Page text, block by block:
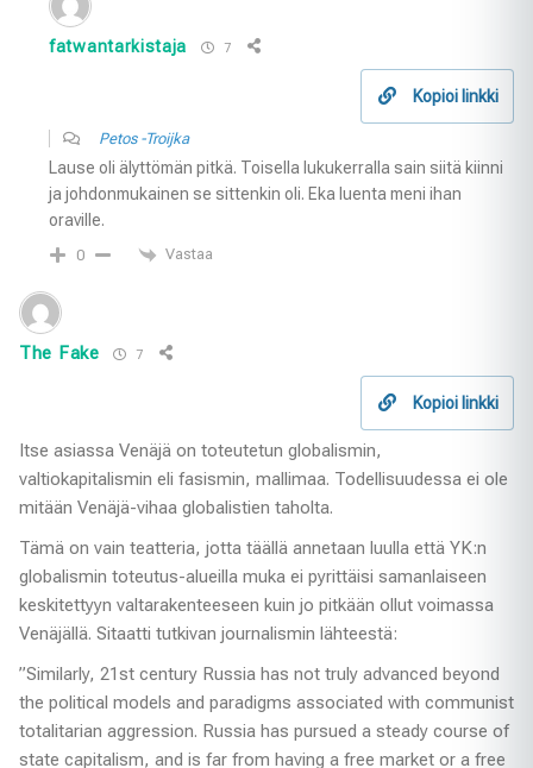
fatwantarkistaja 7
Kopioi linkki
Petos -Troijka
Lause oli älyttömän pitkä. Toisella lukukerralla sain siitä kiinni
ja johdonmukainen se sittenkin oli. Eka luenta meni ihan
oraville.
0 Vastaa
The Fake 7
Kopioi linkki
Itse asiassa Venäjä on toteutetun globalismin,
valtiokapitalismin eli fasismin, mallimaa. Todellisuudessa ei ole
mitään Venäjä-vihaa globalistien taholta.
Tämä on vain teatteria, jotta täällä annetaan luulla että YK:n
globalismin toteutus-alueilla muka ei pyrittäisi samanlaiseen
keskitettyyn valtarakenteeseen kuin jo pitkään ollut voimassa
Venäjällä. Sitaatti tutkivan journalismin lähteestä:
”Similarly, 21st century Russia has not truly advanced beyond
the political models and paradigms associated with communist
totalitarian aggression. Russia has pursued a steady course of
state capitalism, and is far from having a free market or a free